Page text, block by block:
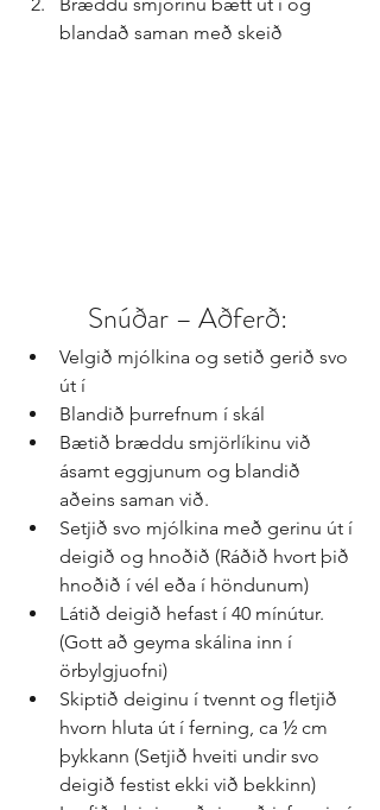
Bræddu smjörinu bætt út í og
blandað saman með skeið
Snúðar – Aðferð:
Velgið mjólkina og setið gerið svo
út í
Blandið þurrefnum í skál
Bætið bræddu smjörlíkinu við
ásamt eggjunum og blandið
aðeins saman við.
Setjið svo mjólkina með gerinu út í
deigið og hnoðið (Ráðið hvort þið
hnoðið í vél eða í höndunum)
Látið deigið hefast í 40 mínútur.
(Gott að geyma skálina inn í
örbylgjuofni)
Skiptið deiginu í tvennt og fletjið
hvorn hluta út í ferning, ca ½ cm
þykkann (Setjið hveiti undir svo
deigið festist ekki við bekkinn)